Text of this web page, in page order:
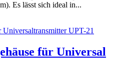
Es lässt sich ideal in...
für Universal